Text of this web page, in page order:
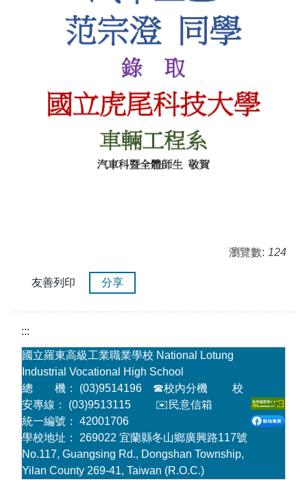
瀏覽數: 124
友善列印 分享
:::
國立羅東高級工業職業學校 National Lotung
Industrial Vocational High School
總 機： (03)9514196 ☎校內分機
校
安專線： (03)9513115 ✉️民意信箱
統一編號： 42001706
學校地址： 269022 宜蘭縣冬山鄉廣興路117號
No.117, Guangsing Rd., Dongshan Township,
Yilan County 269-41, Taiwan (R.O.C.)